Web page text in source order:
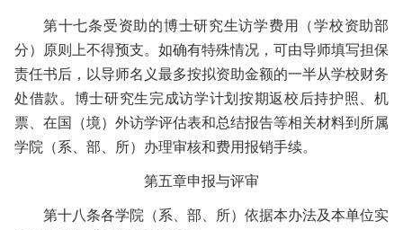
第十七条受资助的博士研究生访学费用（学校资助部
分）原则上不得预支。如确有特殊情况，可由导师填写担保
责任书后，以导师名义最多按拟资助金额的一半从学校财务
处借款。博士研究生完成访学计划按期返校后持护照、机
票、在国（境）外访学评估表和总结报告等相关材料到所属
学院（系、部、所）办理审核和费用报销手续。
第五章申报与评审
第十八条各学院（系、部、所）依据本办法及本单位实